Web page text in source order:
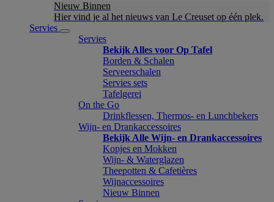
Nieuw Binnen
Hier vind je al het nieuws van Le Creuset op één plek.
Servies
Servies
Bekijk Alles voor Op Tafel
Borden & Schalen
Serveerschalen
Servies sets
Tafelgerei
On the Go
Drinkflessen, Thermos- en Lunchbekers
Wijn- en Drankaccessoires
Bekijk Alle Wijn- en Drankaccessoires
Kopjes en Mokken
Wijn- & Waterglazen
Theepotten & Cafetières
Wijnaccessoires
Nieuw Binnen